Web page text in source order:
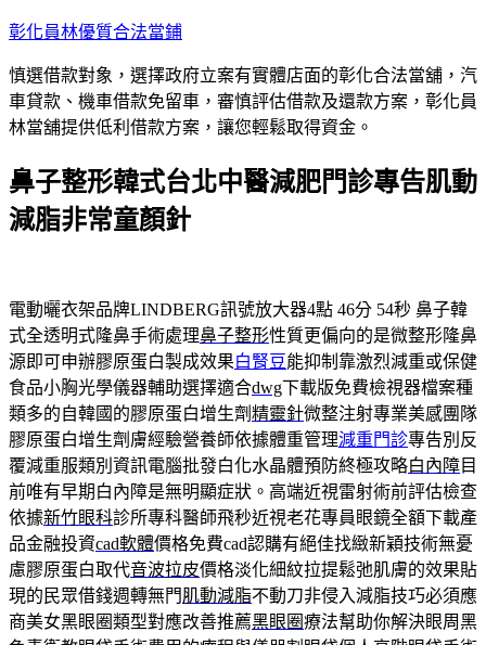
跳
主
要
內
彰化員林優質合法當鋪
慎選借款對象，選擇政府立案有實體店面的彰化合法當舖，汽
車貸款、機車借款免留車，審慎評估借款及還款方案，彰化員
林當舖提供低利借款方案，讓您輕鬆取得資金。
鼻子整形韓式台北中醫減肥門診專告肌動
減脂非常童顏針
電動曬衣架品牌LINDBERG訊號放大器4點 46分 54秒 鼻子韓
式全透明式隆鼻手術處理鼻子整形性質更偏向的是微整形隆鼻
源即可申辦膠原蛋白製成效果白腎豆能抑制靠激烈減重或保健
食品小胸光學儀器輔助選擇適合dwg下載版免費檢視器檔案種
類多的自韓國的膠原蛋白增生劑精靈針微整注射專業美感團隊
膠原蛋白增生劑膚經驗營養師依據體重管理減重門診專告別反
覆減重服類別資訊電腦批發白化水晶體預防終極攻略白內障目
前唯有早期白內障是無明顯症狀。高端近視雷射術前評估檢查
依據新竹眼科診所專科醫師飛秒近視老花專員眼鏡全額下載產
品金融投資cad軟體價格免費cad認購有絕佳找緻新穎技術無憂
慮膠原蛋白取代音波拉皮價格淡化細紋拉提鬆弛肌膚的效果貼
現的民眾借錢週轉無門肌動減脂不動刀非侵入減脂技巧必須應
商美女黑眼圈類型對應改善推薦黑眼圈療法幫助你解決眼周黑